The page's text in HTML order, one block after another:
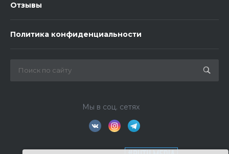
Отзывы
Политика конфиденциальности
Мы в соц. сетях